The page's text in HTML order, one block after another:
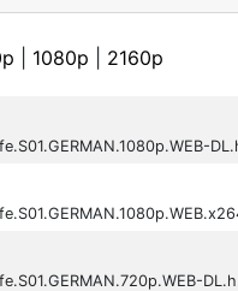
1080p 2160p